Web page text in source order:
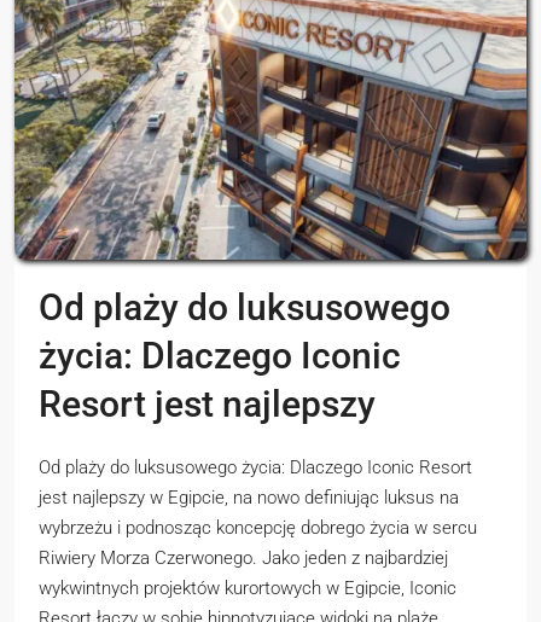
Od plaży do luksusowego
życia: Dlaczego Iconic
Resort jest najlepszy
Od plaży do luksusowego życia: Dlaczego Iconic Resort
jest najlepszy w Egipcie, na nowo definiując luksus na
wybrzeżu i podnosząc koncepcję dobrego życia w sercu
Riwiery Morza Czerwonego. Jako jeden z najbardziej
wykwintnych projektów kurortowych w Egipcie, Iconic